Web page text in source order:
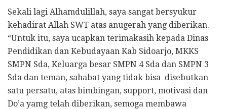
Sekali lagi Alhamdulillah, saya sangat bersyukur
kehadirat Allah SWT atas anugerah yang diberikan.
“Untuk itu, saya ucapkan terimakasih kepada Dinas
Pendidikan dan Kebudayaan Kab Sidoarjo, MKKS
SMPN Sda, Keluarga besar SMPN 4 Sda dan SMPN 3
Sda dan teman, sahabat yang tidak bisa disebutkan
satu persatu, atas bimbingan, support, motivasi dan
Do’a yamg telah diberikan, semoga membawa